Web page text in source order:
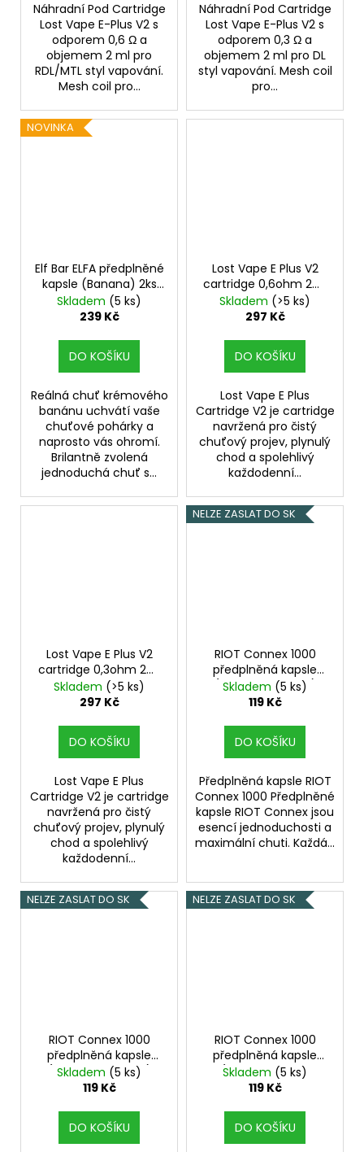
Náhradní Pod Cartridge
Lost Vape E-Plus V2 s
odporem 0,6 Ω a
objemem 2 ml pro
RDL/MTL styl vapování.
Mesh coil pro...
Náhradní Pod Cartridge
Lost Vape E-Plus V2 s
odporem 0,3 Ω a
objemem 2 ml pro DL
styl vapování. Mesh coil
pro...
NOVINKA
Elf Bar ELFA předplněné
kapsle (Banana) 2ks
20mg
Skladem (5 ks)
239 Kč
DO KOŠÍKU
Reálná chuť krémového
banánu uchvátí vaše
chuťové pohárky a
naprosto vás ohromí.
Brilantně zvolená
jednoduchá chuť s...
Lost Vape E Plus V2
cartridge 0,6ohm 2ml
3Pack
Skladem (>5 ks)
297 Kč
DO KOŠÍKU
Lost Vape E Plus
Cartridge V2 je cartridge
navržená pro čistý
chuťový projev, plynulý
chod a spolehlivý
každodenní...
Lost Vape E Plus V2
cartridge 0,3ohm 2ml
3Pack
Skladem (>5 ks)
297 Kč
DO KOŠÍKU
Lost Vape E Plus
Cartridge V2 je cartridge
navržená pro čistý
chuťový projev, plynulý
chod a spolehlivý
každodenní...
NELZE ZASLAT DO SK
RIOT Connex 1000
předplněná kapsle
(Watermelon Ice)
18mg
Skladem (5 ks)
119 Kč
DO KOŠÍKU
Předplněná kapsle RIOT
Connex 1000 Předplněné
kapsle RIOT Connex jsou
esencí jednoduchosti a
maximální chuti. Každá...
NELZE ZASLAT DO SK
RIOT Connex 1000
předplněná kapsle
(Triple Mango Ice)
18mg
Skladem (5 ks)
119 Kč
DO KOŠÍKU
NELZE ZASLAT DO SK
RIOT Connex 1000
předplněná kapsle
(Strawberry Kiwi
Apple) 18mg
Skladem (5 ks)
119 Kč
DO KOŠÍKU